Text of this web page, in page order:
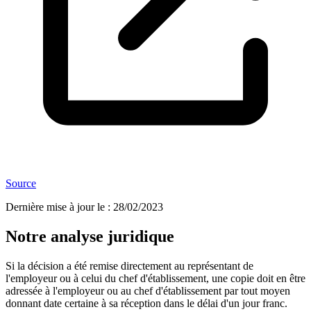
Source
Dernière mise à jour le : 28/02/2023
Notre analyse juridique
Si la décision a été remise directement au représentant de
l'employeur ou à celui du chef d'établissement, une copie doit en être
adressée à l'employeur ou au chef d'établissement par tout moyen
donnant date certaine à sa réception dans le délai d'un jour franc.